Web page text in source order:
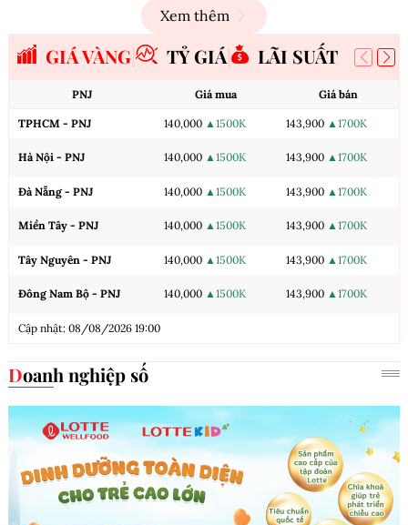
Xem thêm
GIÁ VÀNG TỶ GIÁ LÃI SUẤT
PNJ Giá mua Giá bán
TPHCM - PNJ 140,000 ▲1500K 143,900 ▲1700K
Hà Nội - PNJ 140,000 ▲1500K 143,900 ▲1700K
Đà Nẵng - PNJ 140,000 ▲1500K 143,900 ▲1700K
Miền Tây - PNJ 140,000 ▲1500K 143,900 ▲1700K
Tây Nguyên - PNJ 140,000 ▲1500K 143,900 ▲1700K
Đông Nam Bộ - PNJ 140,000 ▲1500K 143,900 ▲1700K
Cập nhật: 08/08/2026 19:00
Doanh nghiệp số